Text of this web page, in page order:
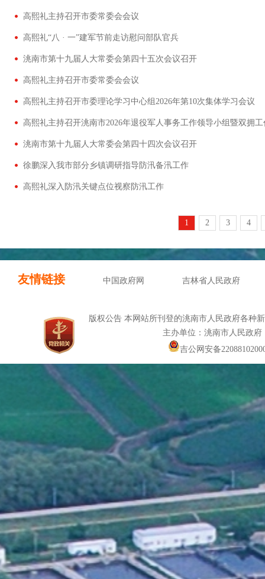
高熙礼主持召开市委常委会会议
高熙礼“八 · 一”建军节前走访慰问部队官兵
洮南市第十九届人大常委会第四十五次会议召开
高熙礼主持召开市委常委会会议
高熙礼主持召开市委理论学习中心组2026年第10次集体学习会议
高熙礼主持召开洮南市2026年退役军人事务工作领导小组暨双拥
洮南市第十九届人大常委会第四十四次会议召开
徐鹏深入我市部分乡镇调研指导防汛备汛工作
高熙礼深入防汛关键点位视察防汛工作
1 2 3 4
友情链接 中国政府网 吉林省人民政府
版权公告 本网站所刊登的洮南市人民政府各种
主办单位：洮南市人民政
吉公网安备